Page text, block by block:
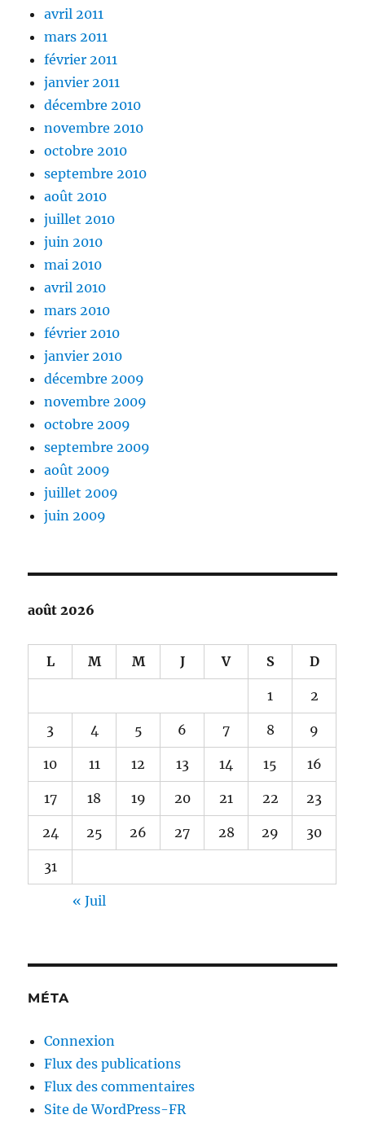
avril 2011
mars 2011
février 2011
janvier 2011
décembre 2010
novembre 2010
octobre 2010
septembre 2010
août 2010
juillet 2010
juin 2010
mai 2010
avril 2010
mars 2010
février 2010
janvier 2010
décembre 2009
novembre 2009
octobre 2009
septembre 2009
août 2009
juillet 2009
juin 2009
août 2026
L M M J V S D
1 2
3 4 5 6 7 8 9
10 11 12 13 14 15 16
17 18 19 20 21 22 23
24 25 26 27 28 29 30
31
« Juil
MÉTA
Connexion
Flux des publications
Flux des commentaires
Site de WordPress-FR